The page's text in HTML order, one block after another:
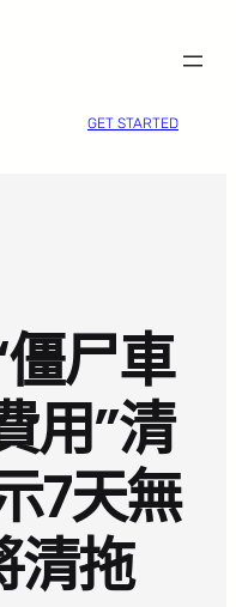
GET STARTED
尸車
用”清
7天無
清拖